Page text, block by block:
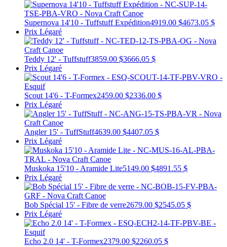
Supernova 14'10 - Tuffstuff Expédition4919.00 $4673.05 $
Prix Légaré
Teddy 12' - Tuffstuff3859.00 $3666.05 $
Prix Légaré
Scout 14'6 - T-Formex2459.00 $2336.00 $
Prix Légaré
Angler 15' - TuffStuff4639.00 $4407.05 $
Prix Légaré
Muskoka 15'10 - Aramide Lite5149.00 $4891.55 $
Prix Légaré
Bob Spécial 15' - Fibre de verre2679.00 $2545.05 $
Prix Légaré
Echo 2.0 14' - T-Formex2379.00 $2260.05 $